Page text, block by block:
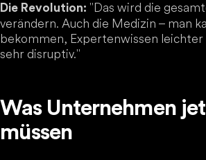
Die Revolution: "Das wird die
verändern. Auch die Medizin – man
bekommen, Expertenwissen leichter
sehr disruptiv."
Was Unternehmen
müssen